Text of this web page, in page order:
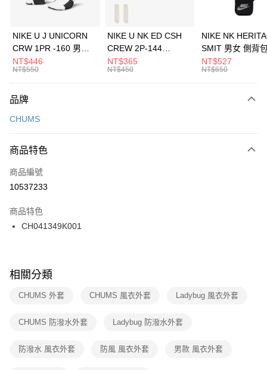
上海商業儲蓄銀行
元大商業銀行
台灣樂天信用卡公司
Apple Pay
全盈+PAY
AFTEE先享後付
【關於「AFTEE先享後付」】
便利好安心！
３．安心：先確認商品／服務後，再付款。
【「AFTEE先享後付」結帳流程】
１．於結帳方式選擇「AFTEE先享後付」後，將跳轉至「AFTEE先享後付」
２．訂單成立數日內，您將收到繳費通知簡訊。
３．收到繳費通知簡訊後14天內，點擊此簡訊中的連結，可透過四大超商／
ATM／網路銀行／等多元方式進行付款，方視為交易完成。
※ 交易是否成功請以「AFTEE先享後付 」之結帳頁面顯示為準，若有關於
是否繳費成功／繳費後需取消欲退款等相關疑問，請聯繫「AFTEE先享後付
客戶支援中心」 https://netprotections.freshdesk.com/support/home
１．透過由恩沛科技股份有限公司提供之「AFTEE先享後付」服務完成之交
權轉讓予恩沛科技股份有限公司。
運送方式
每筆NT$100，滿NT$1,500(含以上)免運費
宅配
每筆NT$100，滿NT$1,500(含以上)免運費
付款後門市自取
每筆NT$100，滿NT$1,500(含以上)免運費
NIKE U J UNICORN
CRW 1PR -160 男女
中統襪 FZ3393100
NT$446
NT$550
NIKE U NK ED CSH
CREW 2P-144
EMBRDY 男女 短統襪
FZ3073133
NT$365
NT$450
NIKE NK
SMIT 男女 側背
BA5871010
NT$527
NT$650
品牌
CHUMS
商品特色
商品編號
10537233
商品特色
CH041349K001
相關分類
CHUMS 外套 CHUMS 風衣外套 Ladybug 風衣外套
CHUMS 防潑水外套 Ladybug 防潑水外套
防潑水 風衣外套 防風 風衣外套 男款 風衣外套